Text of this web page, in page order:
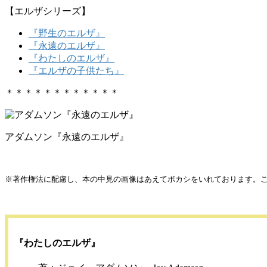
【エルザシリーズ】
『野生のエルザ』
『永遠のエルザ』
『わたしのエルザ』
『エルザの子供たち』
＊＊＊＊＊＊＊＊＊＊＊＊
アダムソン『永遠のエルザ』
※著作権法に配慮し、本の中見の画像はあえてボカシをいれております。ご
『わたしのエルザ』